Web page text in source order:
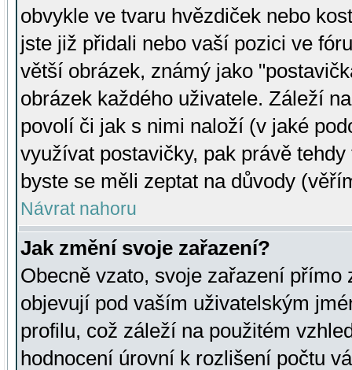
obvykle ve tvaru hvězdiček nebo
jste již přidali nebo vaší pozici ve
větší obrázek, známý jako
obrázek každého uživatele. Záleží
povolí či jak s nimi naloží (v jaké
využívat postavičky, pak právě
byste se měli zeptat na důvody
Návrat nahoru
Jak změní svoje zařazení?
Obecně vzato, svoje zařazení přímo
objevují pod vaším uživatelským
profilu, což záleží na použitém
hodnocení úrovní k rozlišení počtu